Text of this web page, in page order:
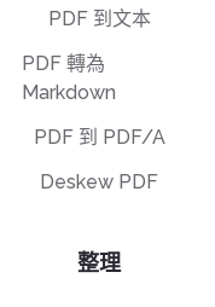
PDF 到文本
PDF 轉為
Markdown
PDF 到 PDF/A
Deskew PDF
整理